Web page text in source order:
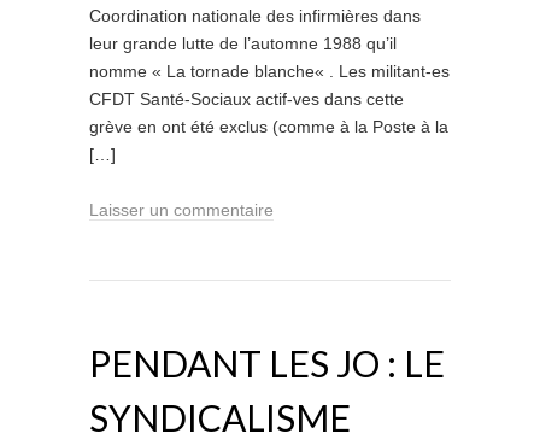
Coordination nationale des infirmières dans
leur grande lutte de l’automne 1988 qu’il
nomme « La tornade blanche« . Les militant-es
CFDT Santé-Sociaux actif-ves dans cette
grève en ont été exclus (comme à la Poste à la
[…]
Laisser un commentaire
PENDANT LES JO : LE
SYNDICALISME